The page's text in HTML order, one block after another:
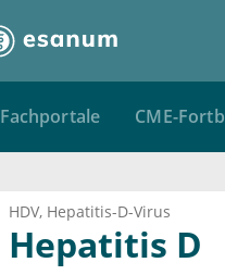
Fachportale CME-
HDV Hepatitis-D-Virus
Hepatitis D